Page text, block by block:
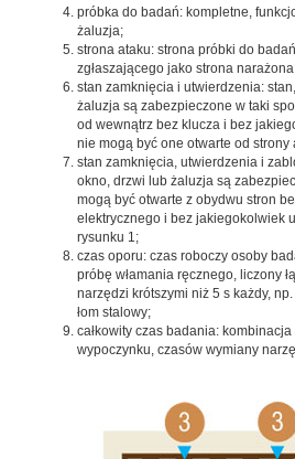
próbka do badań: kompletne,
żaluzja;
strona ataku: strona próbki do
zgłaszającego jako strona
stan zamknięcia i utwierdzenia:
żaluzja są zabezpieczone w taki
od wewnątrz bez klucza i bez
nie mogą być one otwarte od strony
stan zamknięcia, utwierdzenia i
okno, drzwi lub żaluzja są
mogą być otwarte z obydwu stron
elektrycznego i bez jakiegokolwiek
rysunku 1;
czas oporu: czas roboczy osoby
próbę włamania ręcznego, liczony
narzędzi krótszymi niż 5 s każdy,
łom stalowy;
całkowity czas badania:
wypoczynku, czasów wymiany